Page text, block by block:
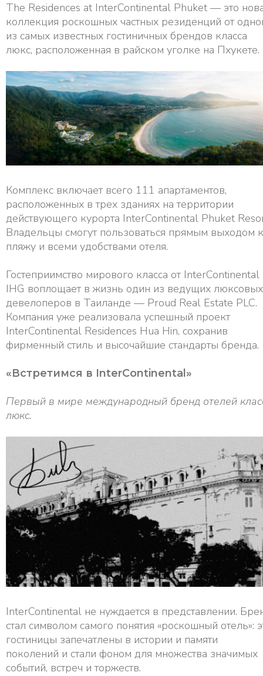
The Residences at InterContinental Phuket — это
коллекция роскошных частных резиденций от
из самых известных гостиничных брендов класса
люкс, расположенная в райском уголке на Пхукете.
Комплекс включает всего 111 апартаментов,
расположенных в трех зданиях на территории
действующего курорта InterContinental Phuket
Владельцы смогут пользоваться прямым выходом к
пляжу и всеми удобствами отеля.
Гостеприимство мирового класса от InterContinental
IHG воплощает в жизнь один из ведущих люксовых
девелоперов в Таиланде — Proud Real Estate PLC.
Компания уже реализовала успешный проект
InterContinental Residences Hua Hin, сохранив
фирменный стиль и высочайшие стандарты бренда.
«Встретимся в InterContinental»
Первый в мире международный бренд отелей
люкс.
InterContinental не нуждается в представлении.
стал символом самого понятия «роскошный отель»:
гостиницы запечатлены в истории и памяти
поколений и стали фоном для множества значимых
событий, встреч и торжеств.